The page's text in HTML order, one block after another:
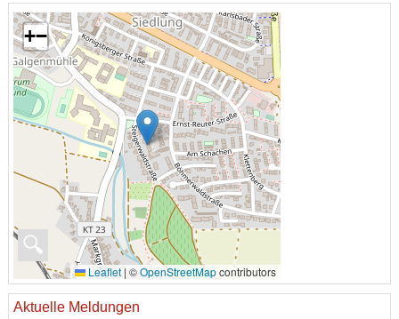
🔍
+−
Leaflet | ©OpenStreetMapcontributors
Aktuelle Meldungen